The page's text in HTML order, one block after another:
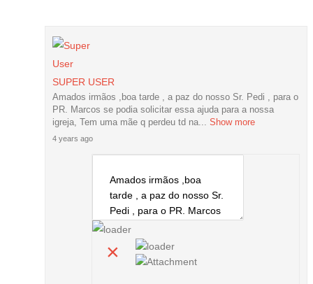
SUPER USER
Amados irmãos ,boa tarde , a paz do nosso Sr. Pedi , para o
PR. Marcos se podia solicitar essa ajuda para a nossa
igreja, Tem uma mãe q perdeu td na... Show more
4 years ago
×